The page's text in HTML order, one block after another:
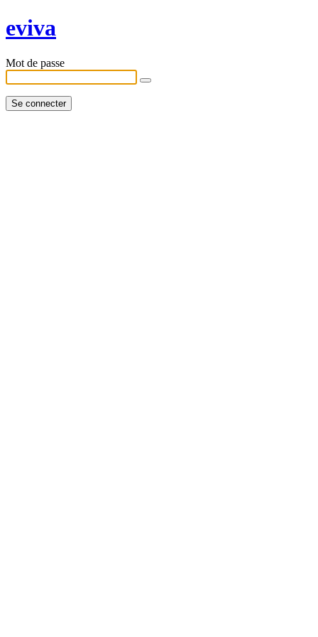
eviva
Mot de passe